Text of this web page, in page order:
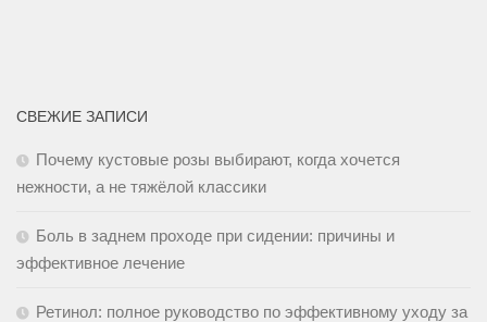
СВЕЖИЕ ЗАПИСИ
Почему кустовые розы выбирают, когда хочется
нежности, а не тяжёлой классики
Боль в заднем проходе при сидении: причины и
эффективное лечение
Ретинол: полное руководство по эффективному уходу за